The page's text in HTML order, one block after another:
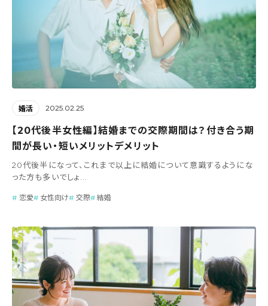
婚活 2025.02.25
【20代後半女性編】結婚までの交際期間は？付き合う期
間が長い・短いメリットデメリット
20代後半になって、これまで以上に結婚について意識するようにな
った方も多いでしょ...
恋愛 女性向け 交際 結婚